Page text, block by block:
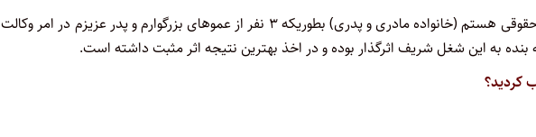
لازم است اضافه کنم که با لحاظ اینکه در خانواده حقوقی هستم (خانواده مادری و پدری) بطوریکه ۳ نفر از عموهای بزرگوارم و پدر عزیزم در امر وکالت
بنده به این شغل شریف اثرگذار بوده و در اخذ بهترین نتیجه اثر مثبت داشته است.
کردید؟